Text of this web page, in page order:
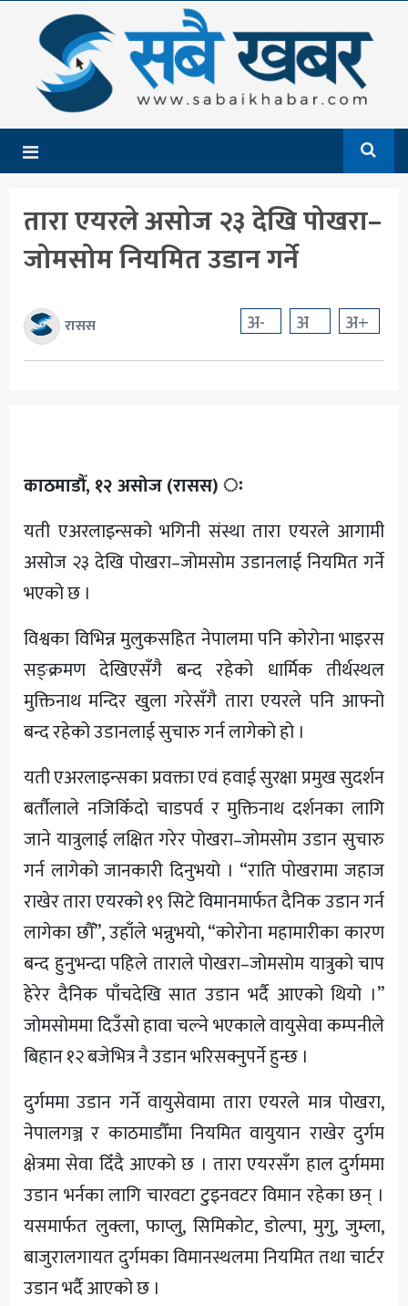
गृहपृष्ठ
समाचार
राजनीति
देश
आर्थिक
अन्तर्राष्ट्रिय
मनोरञ्जन
तारा एयरले असोज २३ देखि पोखरा–
जोमसोम नियमित उडान गर्ने
रासस अ- अ अ+
काठमाडौँ, १२ असोज (रासस) ः
यती एअरलाइन्सको भगिनी संस्था तारा एयरले आगामी
असोज २३ देखि पोखरा–जोमसोम उडानलाई नियमित गर्ने
भएको छ ।
विश्वका विभिन्न मुलुकसहित नेपालमा पनि कोरोना भाइरस
सङ्क्रमण देखिएसँगै बन्द रहेको धार्मिक तीर्थस्थल
मुक्तिनाथ मन्दिर खुला गरेसँगै तारा एयरले पनि आफ्नो
बन्द रहेको उडानलाई सुचारु गर्न लागेको हो ।
यती एअरलाइन्सका प्रवक्ता एवं हवाई सुरक्षा प्रमुख सुदर्शन
बर्तौलाले नजिकिँदो चाडपर्व र मुक्तिनाथ दर्शनका लागि
जाने यात्रुलाई लक्षित गरेर पोखरा–जोमसोम उडान सुचारु
गर्न लागेको जानकारी दिनुभयो । “राति पोखरामा जहाज
राखेर तारा एयरको १९ सिटे विमानमार्फत दैनिक उडान गर्न
लागेका छौँ”, उहाँले भन्नुभयो, “कोरोना महामारीका कारण
बन्द हुनुभन्दा पहिले ताराले पोखरा–जोमसोम यात्रुको चाप
हेरेर दैनिक पाँचदेखि सात उडान भर्दै आएको थियो ।”
जोमसोममा दिउँसो हावा चल्ने भएकाले वायुसेवा कम्पनीले
बिहान १२ बजेभित्र नै उडान भरिसक्नुपर्ने हुन्छ ।
दुर्गममा उडान गर्ने वायुसेवामा तारा एयरले मात्र पोखरा,
नेपालगञ्ज र काठमाडौँमा नियमित वायुयान राखेर दुर्गम
क्षेत्रमा सेवा दिँदै आएको छ । तारा एयरसँग हाल दुर्गममा
उडान भर्नका लागि चारवटा टुइनवटर विमान रहेका छन् ।
यसमार्फत लुक्ला, फाप्लु, सिमिकोट, डोल्पा, मुगु, जुम्ला,
बाजुरालगायत दुर्गमका विमानस्थलमा नियमित तथा चार्टर
उडान भर्दै आएको छ ।